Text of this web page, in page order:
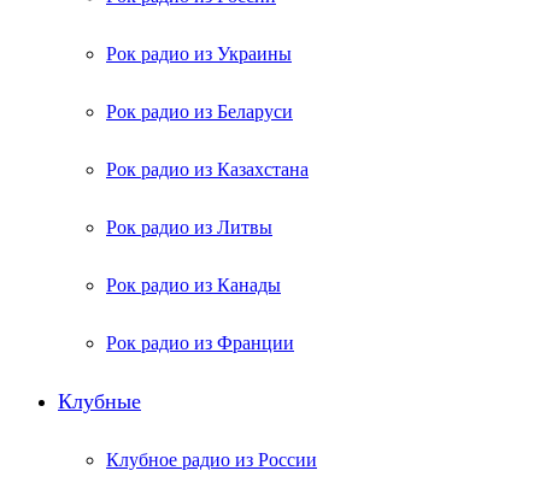
Рок радио из Украины
Рок радио из Беларуси
Рок радио из Казахстана
Рок радио из Литвы
Рок радио из Канады
Рок радио из Франции
Клубные
Клубное радио из России